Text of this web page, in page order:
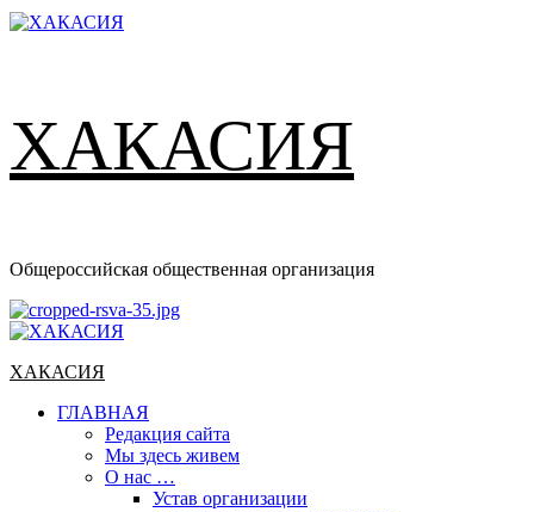
ХАКАСИЯ
Общероссийская общественная организация
Основное
ХАКАСИЯ
ГЛАВНАЯ
Редакция сайта
Мы здесь живем
О нас …
Устав организации